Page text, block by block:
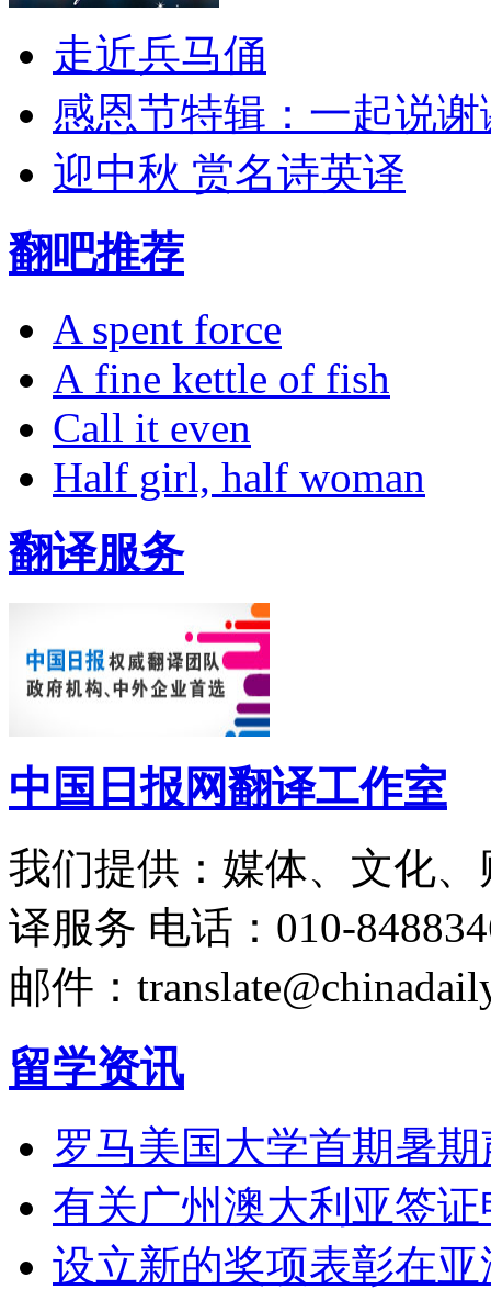
走近兵马俑
感恩节特辑：一起说谢
迎中秋 赏名诗英译
翻吧推荐
A spent force
A fine kettle of fish
Call it even
Half girl, half woman
翻译服务
中国日报网翻译工作室
我们提供：媒体、文化
译服务 电话：010-
邮件：
留学资讯
罗马美国大学首期暑
有关广州澳大利亚签
设立新的奖项表彰在